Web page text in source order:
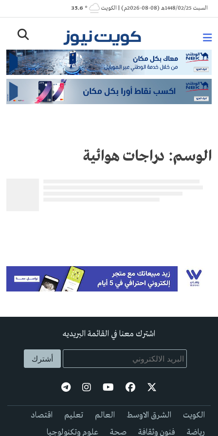
Skip
to
السبت 1448/02/25هـ (08-08-2026م) | الكويت ° 35.6
الوسم: دراجات هوائية
اشترك معنا في القائمة البريديه
الكويت الشرق الاوسط العالم تعليم
اقتصاد
رياضة
فنون وثقافة صحة علوم وتكنولوجيا